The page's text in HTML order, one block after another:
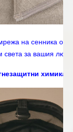
на сенника
света за вашия